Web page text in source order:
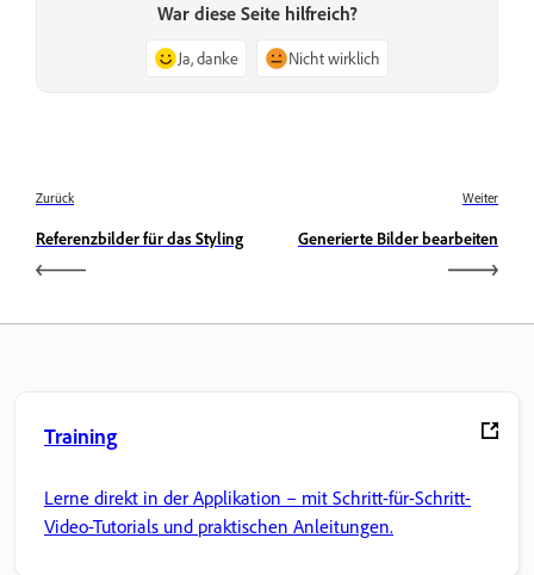
War diese Seite hilfreich?
Ja, danke Nicht wirklich
Zurück
Referenzbilder für das Styling
Weiter
Generierte Bilder bearbeiten
Training
Lerne direkt in der Applikation – mit Schritt-für-Schritt-
Video-Tutorials und praktischen Anleitungen.